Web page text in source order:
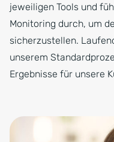
jeweiligen Tools und
Monitoring durch, um
sicherzustellen.
unserem
Ergebnisse für unsere